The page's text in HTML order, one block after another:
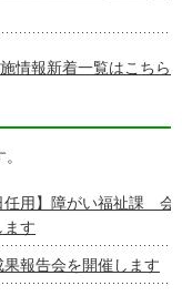
情報新着一覧はこちら
任用】障がい福祉課 会
ます
報告会を開催します